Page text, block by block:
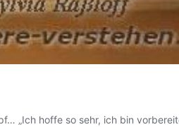
„Ich hoffe so sehr, ich bin